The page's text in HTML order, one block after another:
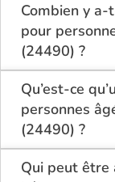
Combien y
pour
(24490) ?
Sur Logement-
1
La Roche-
Ces structures
sécurisant,
dans un
établissement
Qu’est-ce
personnes
(24490) ?
d’être
Qui peut être